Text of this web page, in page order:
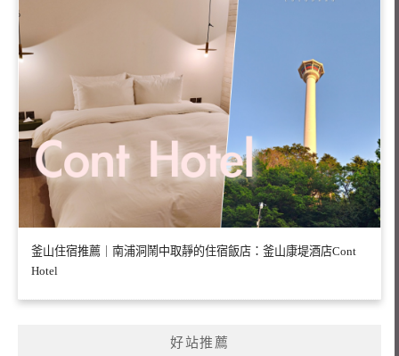
釜山住宿推薦｜南浦洞鬧中取靜的住宿飯店：釜山康堤酒店Cont
Hotel
好站推薦